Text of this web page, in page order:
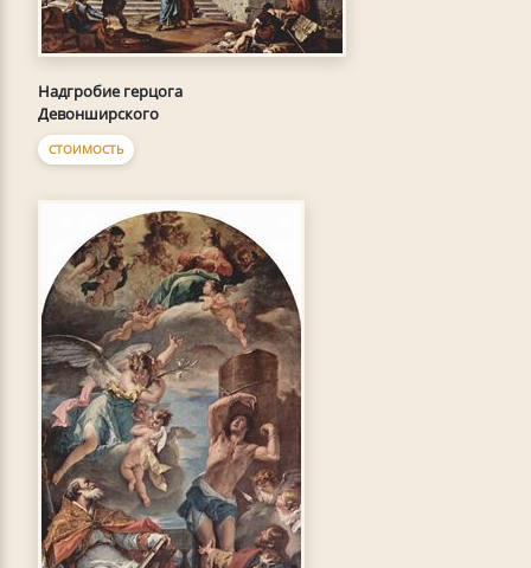
Надгробие герцога
Девонширского
СТОИМОСТЬ